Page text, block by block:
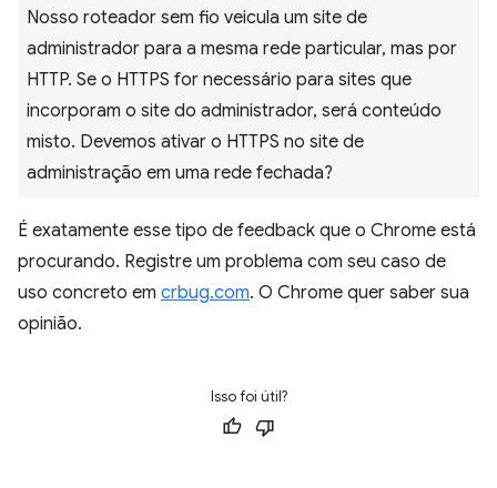
Nosso roteador sem fio veicula um site de
administrador para a mesma rede particular, mas por
HTTP. Se o HTTPS for necessário para sites que
incorporam o site do administrador, será conteúdo
misto. Devemos ativar o HTTPS no site de
administração em uma rede fechada?
É exatamente esse tipo de feedback que o Chrome está
procurando. Registre um problema com seu caso de
uso concreto em crbug.com. O Chrome quer saber sua
opinião.
Isso foi útil?